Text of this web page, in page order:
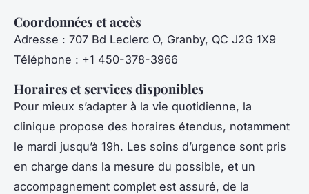
Coordonnées et accès
Adresse : 707 Bd Leclerc O, Granby, QC J2G 1X9
Téléphone : +1 450-378-3966
Horaires et services disponibles
Pour mieux s’adapter à la vie quotidienne, la
clinique propose des horaires étendus, notamment
le mardi jusqu’à 19h. Les soins d’urgence sont pris
en charge dans la mesure du possible, et un
accompagnement complet est assuré, de la